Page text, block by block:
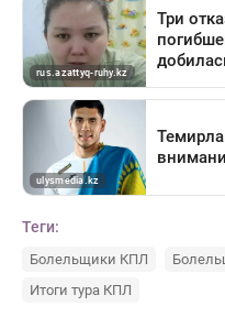
Теги:
Болельщики КПЛ
Итоги тура КПЛ